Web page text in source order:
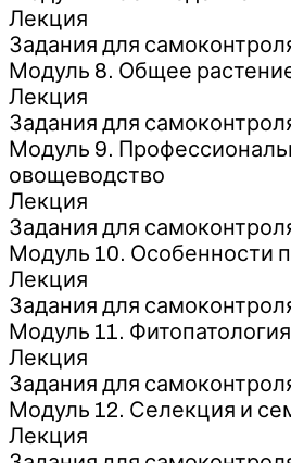
Лекция
Задания для
Модуль 8. Общее
Лекция
Задания для
Модуль 9.
овощеводство
Лекция
Задания для
Модуль 10. Особенности
Лекция
Задания для
Модуль 11.
Лекция
Задания для
Модуль 12. Селекция и
Лекция